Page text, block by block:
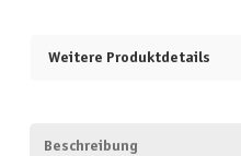
Weitere Produktdetails
Beschreibung